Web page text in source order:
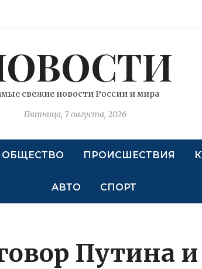
свежие новости России и мира
Пятница, 7 августа, 2026
ОБЩЕСТВО ПРОИСШЕСТВИЯ
АВТО СПОРТ
Путина и